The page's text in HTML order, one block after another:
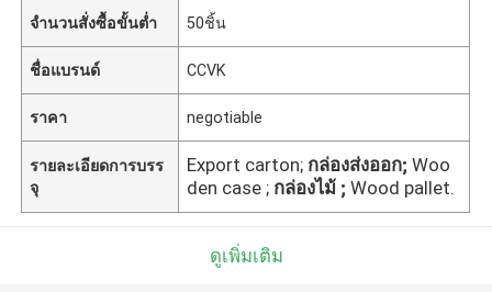
จำนวนสั่งซื้อขั้นต่ำ 50ชิ้น
ชื่อแบรนด์ CCVK
ราคา negotiable
รายละเอียดการบรร
จุ
Export carton; กล่องส่งออก; Woo
den case ; กล่องไม้ ; Wood pallet.
ดูเพิ่มเติม